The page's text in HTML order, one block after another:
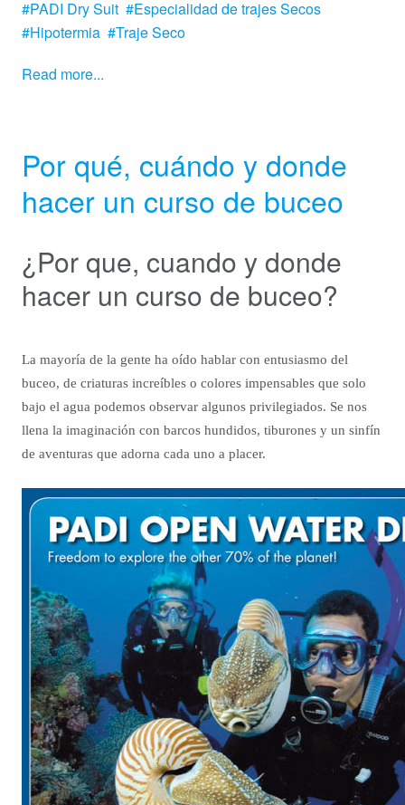
PADI Dry Suit
Especialidad de trajes Secos
Hipotermia
Traje Seco
Read more...
Por qué, cuándo y donde
hacer un curso de buceo
¿Por que, cuando y donde
hacer un curso de buceo?
La mayoría de la gente ha oído hablar con entusiasmo del
buceo, de criaturas increíbles o colores impensables que solo
bajo el agua podemos observar algunos privilegiados. Se nos
llena la imaginación con barcos hundidos, tiburones y un sinfín
de aventuras que adorna cada uno a placer.